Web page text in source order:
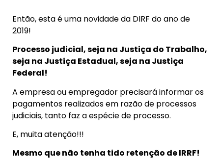
Então, esta é uma novidade da DIRF do ano de
2019!
Processo judicial, seja na Justiça do Trabalho,
seja na Justiça Estadual, seja na Justiça
Federal!
A empresa ou empregador precisará informar os
pagamentos realizados em razão de processos
judiciais, tanto faz a espécie de processo.
E, muita atenção!!!
Mesmo que não tenha tido retenção de IRRF!